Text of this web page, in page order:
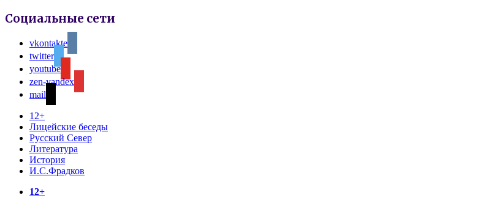
Социальные сети
vkontakte
twitter
youtube
zen-yandex
mail
12+
Лицейские беседы
Русский Север
Литература
История
И.С.Фрадков
12+